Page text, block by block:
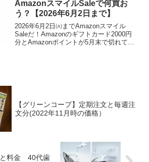
レットを買いました...
AmazonスマイルSaleで何買お
う？【2026年6月2日まで】
2026年6月2日㈫までAmazonスマイル
Saleだ！Amazonのギフトカード2000円
分とAmazonポイントが5月末で切れてし
【グリーンコープ】定期注文と毎週注
文分(2022年11月時の価格）
と料金 40代歯